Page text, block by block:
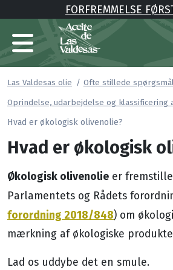
FORFREMMELSE
Las Valdesas olie
Ofte stillede spørgsmål
Oprindelse, udarbejdelse og klassificering
Hvad er økologisk olivenolie?
Hvad er økologisk
Økologisk olivenolie er
Parlamentets og Rådets
forordning 2018/848) om
mærkning af økologiske
Lad os uddybe det en smule.